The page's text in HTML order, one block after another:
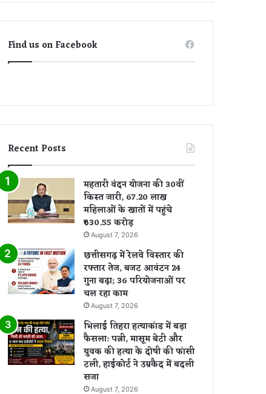
Find us on Facebook
Recent Posts
महतारी वंदन योजना की 30वीं
किस्त जारी, 67.20 लाख
महिलाओं के खातों में पहुंचे
₹630.55 करोड़
August 7, 2026
छत्तीसगढ़ में रेलवे विस्तार की
रफ्तार तेज, बजट आवंटन 24
गुना बढ़ा; 36 परियोजनाओं पर
चल रहा काम
August 7, 2026
भिलाई तिहरा हत्याकांड में बड़ा
फैसला: पत्नी, मासूम बेटी और
युवक की हत्या के दोषी की फांसी
टली, हाईकोर्ट ने उम्रकैद में बदली
सजा
August 7, 2026